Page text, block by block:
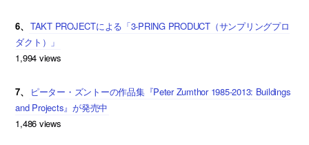
6、 TAKT PROJECTによる「3-PRING PRODUCT（サンプリングプロ
ダクト）」
1,994 views
7、
ピーター・ズントーの作品集『Peter Zumthor 1985-2013: Buildings
and Projects』が発売中
1,486 views